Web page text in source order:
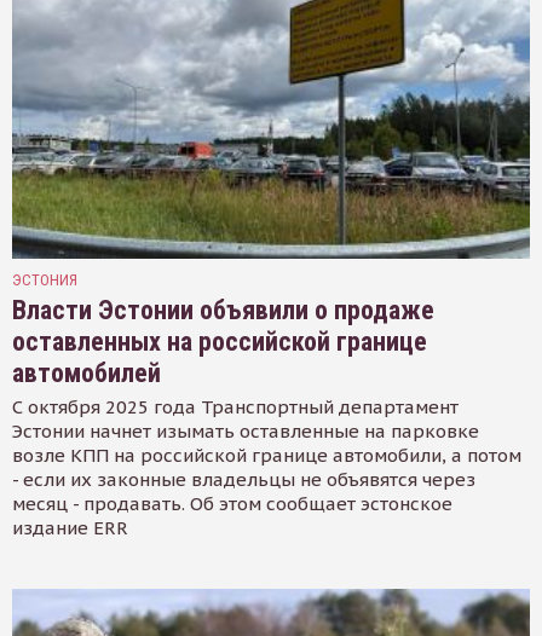
ЭСТОНИЯ
Власти Эстонии объявили о продаже
оставленных на российской границе
автомобилей
С октября 2025 года Транспортный департамент
Эстонии начнет изымать оставленные на парковке
возле КПП на российской границе автомобили, а потом
- если их законные владельцы не объявятся через
месяц - продавать. Об этом сообщает эстонское
издание ERR